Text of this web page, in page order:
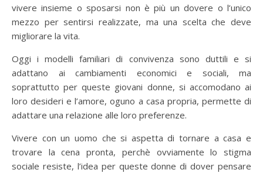
vivere insieme o sposarsi non è più un dovere o l’unico
mezzo per sentirsi realizzate, ma una scelta che deve
migliorare la vita.
Oggi i modelli familiari di convivenza sono duttili e si
adattano ai cambiamenti economici e sociali, ma
soprattutto per queste giovani donne, si accomodano ai
loro desideri e l’amore, oguno a casa propria, permette di
adattare una relazione alle loro preferenze.
Vivere con un uomo che si aspetta di tornare a casa e
trovare la cena pronta, perchè ovviamente lo stigma
sociale resiste, l’idea per queste donne di dover pensare